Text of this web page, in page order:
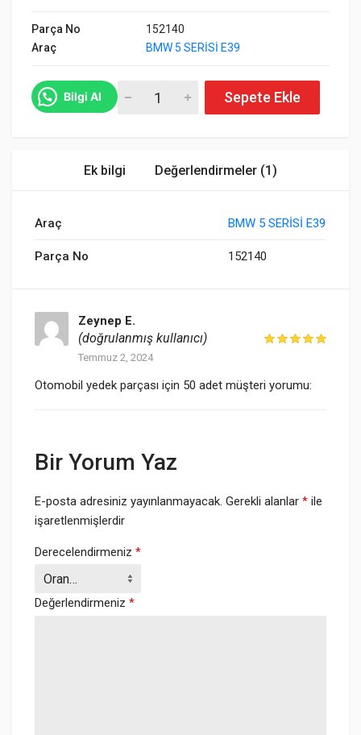
Parça No
152140
Araç
BMW 5 SERİSİ E39
Bilgi Al
BMW E39 95-03 Far Takımı 152140 adet
Sepete Ekle
Ek bilgi Değerlendirmeler (1)
Araç BMW 5 SERİSİ E39
Parça No 152140
Zeynep E.
(doğrulanmış kullanıcı)
Temmuz 2, 2024
Otomobil yedek parçası için 50 adet müşteri yorumu:
Bir Yorum Yaz
E-posta adresiniz yayınlanmayacak. Gerekli alanlar * ile
işaretlenmişlerdir
Derecelendirmeniz *
Değerlendirmeniz *